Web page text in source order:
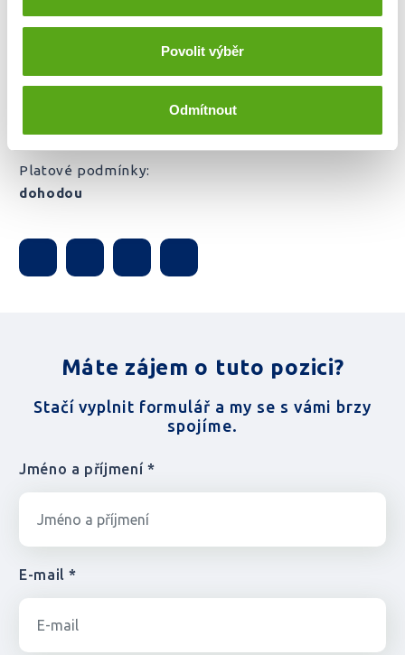
Povolit výběr
Odmítnout
Praha hl.m.
plný
Platové podmínky:
dohodou
Máte zájem o tuto pozici?
Stačí vyplnit formulář a my se s vámi brzy
spojíme.
Jméno a příjmení *
E-mail *